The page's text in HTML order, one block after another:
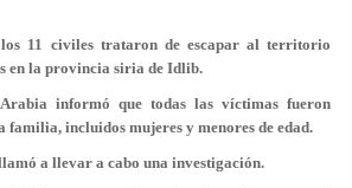
los 11 civiles trataron de escapar al territorio
en la provincia siria de Idlib.
informó que todas las víctimas fueron
familia, incluidos mujeres y menores de edad.
a llevar a cabo una investigación.